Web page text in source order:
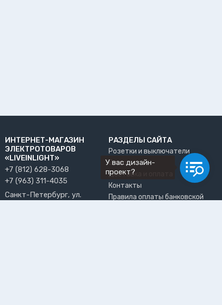
ИНТЕРНЕТ-МАГАЗИН
ЭЛЕКТРОТОВАРОВ
«LIVEINLIGHT»
+7 (812) 628-3068
+7 (963) 311-4035
Санкт-Петербург, ул.
РАЗДЕЛЫ САЙТА
Розетки и выключатели
О нас
Доставка и оплата
Контакты
Правила оплаты банковской
У вас дизайн-
проект?